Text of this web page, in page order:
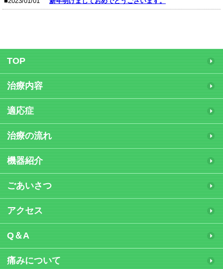
TOP
治療内容
適応症
治療の流れ
機器紹介
ごあいさつ
アクセス
Q＆A
痛みについて